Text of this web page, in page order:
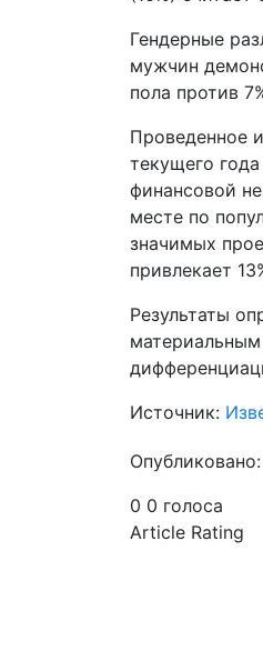
Гендерные
мужчин
пола против
Проведенное
текущего
финансовой
месте по
значимых
привлекает
Результаты
Источник:
0 0 голоса
Article Rating